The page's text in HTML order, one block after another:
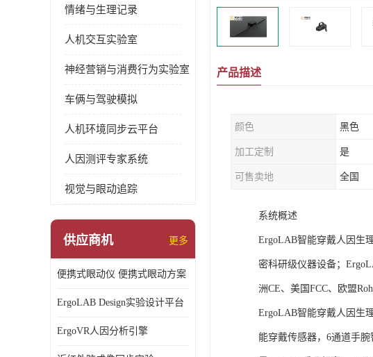
情绪与生理记录
人机交互实验室
神经营销与消费行为实验室
车俩与驾驶模拟
人机环境同步云平台
人因测评专家系统
视觉与眼动追踪
供应商机 更多
便携式眼动仪 便携式眼动方案
ErgoLAB Design实验设计平台
ErgoVR人因分析引擎
产品描述
颜色 黑色
加工定制 是
可售卖地 全国
系统概述
ErgoLAB智能穿戴人因生
密科研级仪器设备；
洲CE、美国FCC、欧盟
ErgoLAB智能穿戴人因生
能穿戴传感器，6通道手